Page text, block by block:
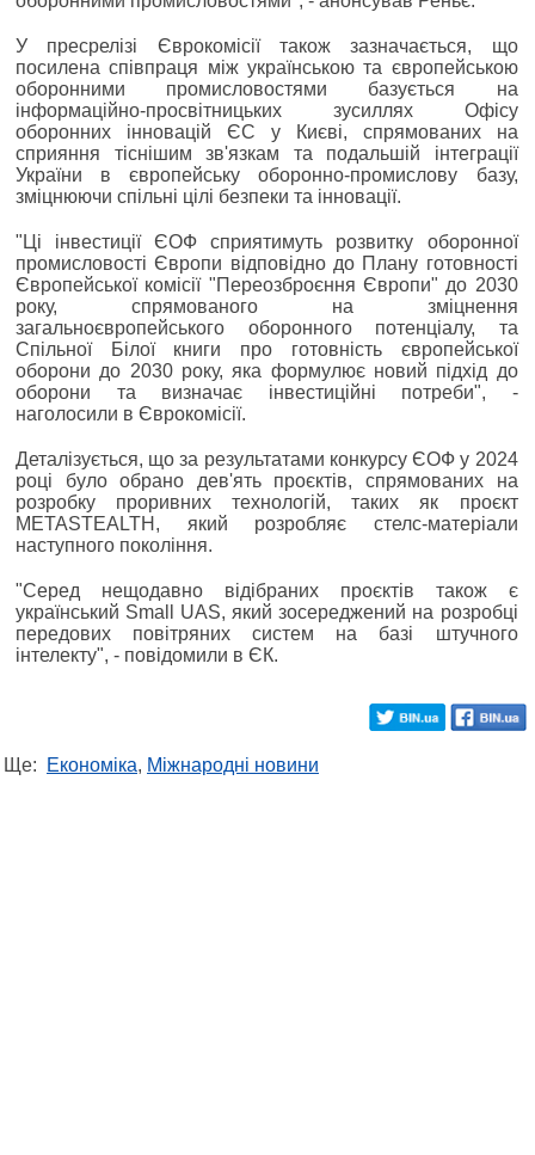
У пресрелізі Єврокомісії також зазначається, що
посилена співпраця між українською та європейською
оборонними промисловостями базується на
інформаційно-просвітницьких зусиллях Офісу
оборонних інновацій ЄС у Києві, спрямованих на
сприяння тіснішим зв'язкам та подальшій інтеграції
України в європейську оборонно-промислову базу,
зміцнюючи спільні цілі безпеки та інновації.
"Ці інвестиції ЄОФ сприятимуть розвитку оборонної
промисловості Європи відповідно до Плану готовності
Європейської комісії "Переозброєння Європи" до 2030
року, спрямованого на зміцнення
загальноєвропейського оборонного потенціалу, та
Спільної Білої книги про готовність європейської
оборони до 2030 року, яка формулює новий підхід до
оборони та визначає інвестиційні потреби", -
наголосили в Єврокомісії.
Деталізується, що за результатами конкурсу ЄОФ у 2024
році було обрано дев'ять проєктів, спрямованих на
розробку проривних технологій, таких як проєкт
METASTEALTH, який розробляє стелс-матеріали
наступного покоління.
"Серед нещодавно відібраних проєктів також є
український Small UAS, який зосереджений на розробці
передових повітряних систем на базі штучного
інтелекту", - повідомили в ЄК.
Ще: Економіка, Міжнародні новини